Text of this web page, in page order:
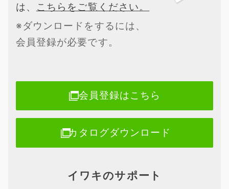
は、 こちらをご覧ください。
※ダウンロードをするには、
会員登録が必要です。
会員登録はこちら
カタログダウンロード
イワキのサポート